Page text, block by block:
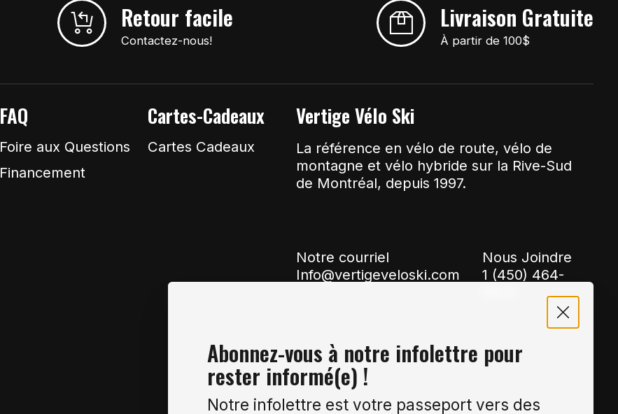
Retour facile
Contactez-nous!
Livraison Gratuite
À partir de 100$
FAQ
Foire aux Questions
Financement
Cartes-Cadeaux
Cartes Cadeaux
Vertige Vélo Ski
La référence en vélo de route, vélo de
montagne et vélo hybride sur la Rive-Sud
de Montréal, depuis 1997.
Notre courriel
Info@vertigeveloski.com
Nous Joindre
1 (450) 464-
Abonnez-vous à notre infolettre pour
rester informé(e) !
Notre infolettre est votre passeport vers des